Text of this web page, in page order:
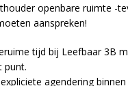
openbare ruimte -
aanspreken!
tijd bij Leefbaar 3B
punt.
agendering